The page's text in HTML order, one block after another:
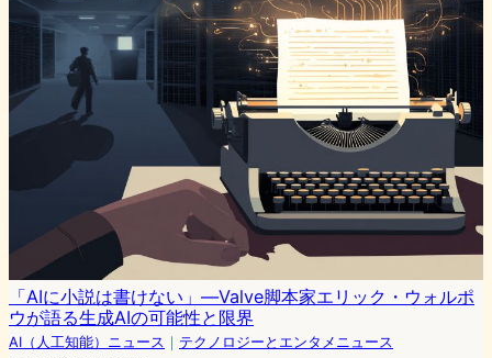
「AIに小説は書けない」—Valve脚本家エリック・ウォルポ
ウが語る生成AIの可能性と限界
AI（人工知能）ニュース ｜ テクノロジーとエンタメニュース